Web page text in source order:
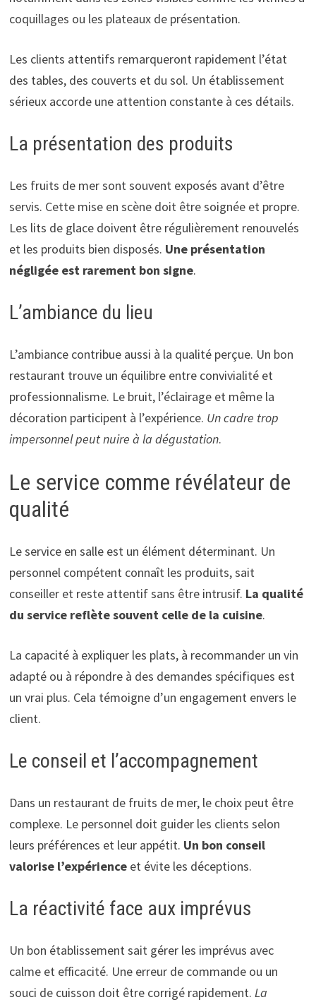
coquillages ou les plateaux de présentation.
Les clients attentifs remarqueront rapidement l’état
des tables, des couverts et du sol. Un établissement
sérieux accorde une attention constante à ces détails.
La présentation des produits
Les fruits de mer sont souvent exposés avant d’être
servis. Cette mise en scène doit être soignée et propre.
Les lits de glace doivent être régulièrement renouvelés
et les produits bien disposés. Une présentation
négligée est rarement bon signe.
L’ambiance du lieu
L’ambiance contribue aussi à la qualité perçue. Un bon
restaurant trouve un équilibre entre convivialité et
professionnalisme. Le bruit, l’éclairage et même la
décoration participent à l’expérience. Un cadre trop
impersonnel peut nuire à la dégustation.
Le service comme révélateur de
qualité
Le service en salle est un élément déterminant. Un
personnel compétent connaît les produits, sait
conseiller et reste attentif sans être intrusif. La qualité
du service reflète souvent celle de la cuisine.
La capacité à expliquer les plats, à recommander un vin
adapté ou à répondre à des demandes spécifiques est
un vrai plus. Cela témoigne d’un engagement envers le
client.
Le conseil et l’accompagnement
Dans un restaurant de fruits de mer, le choix peut être
complexe. Le personnel doit guider les clients selon
leurs préférences et leur appétit. Un bon conseil
valorise l’expérienceet évite les déceptions.
La réactivité face aux imprévus
Un bon établissement sait gérer les imprévus avec
calme et efficacité. Une erreur de commande ou un
souci de cuisson doit être corrigé rapidement. La